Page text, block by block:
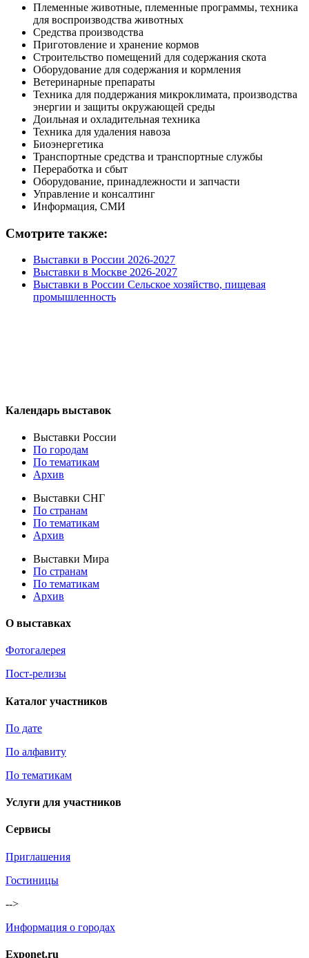
Племенные животные, племенные программы, техника
для воспроизводства животных
Средства производства
Приготовление и хранение кормов
Строительство помещений для содержания скота
Оборудование для содержания и кормления
Ветеринарные препараты
Техника для поддержания микроклимата, производства
энергии и защиты окружающей среды
Доильная и охладительная техника
Техника для удаления навоза
Биоэнергетика
Транспортные средства и транспортные службы
Переработка и сбыт
Оборудование, принадлежности и запчасти
Управление и консалтинг
Информация, СМИ
Смотрите также:
Выставки в России 2026-2027
Выставки в Москве 2026-2027
Выставки в России Сельское хозяйство, пищевая
промышленность
Календарь выставок
Выставки России
По городам
По тематикам
Архив
Выставки СНГ
По странам
По тематикам
Архив
Выставки Мира
По странам
По тематикам
Архив
О выставках
Фотогалерея
Пост-релизы
Каталог участников
По дате
По алфавиту
По тематикам
Услуги для участников
Сервисы
Приглашения
Гостиницы
-->
Информация о городах
Exponet.ru